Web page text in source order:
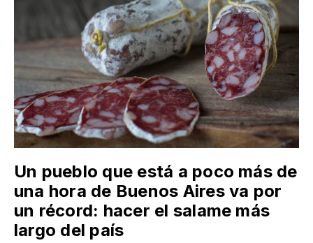
Un pueblo que está a poco más de
una hora de Buenos Aires va por
un récord: hacer el salame más
largo del país